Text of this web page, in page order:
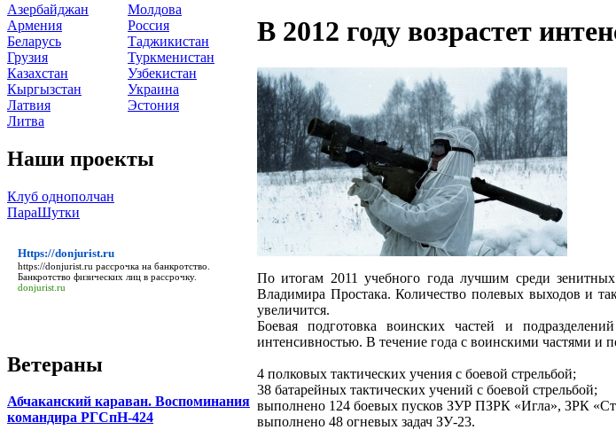
Азербайджан
Армения
Беларусь
Грузия
Казахстан
Кыргызстан
Латвия
Литва
Молдова
Россия
Таджикистан
Туркменистан
Узбекистан
Украина
Эстония
Наши проекты
Клуб однополчан
ПараШутки
Https://donjurist.ru
https://donjurist.ru рассрочка на банкротство.
Банкротство физических лиц в рассрочку.
donjurist.ru
Ветераны
Абчаканский караван. Воспоминания
командира РГСпН-424
В 2012 году возрастет
По итогам 2011 учебного года лучшим среди
Владимира Простака. Количество полевых выходов и
увеличится.
Боевая подготовка воинских частей и
интенсивностью. В течение года с воинскими частями
4 полковых тактических учения с боевой стрельбой;
38 батарейных тактических учений с боевой стрельбой;
выполнено 124 боевых пусков ЗУР ПЗРК «Игла», ЗРК
выполнено 48 огневых задач ЗУ-23.